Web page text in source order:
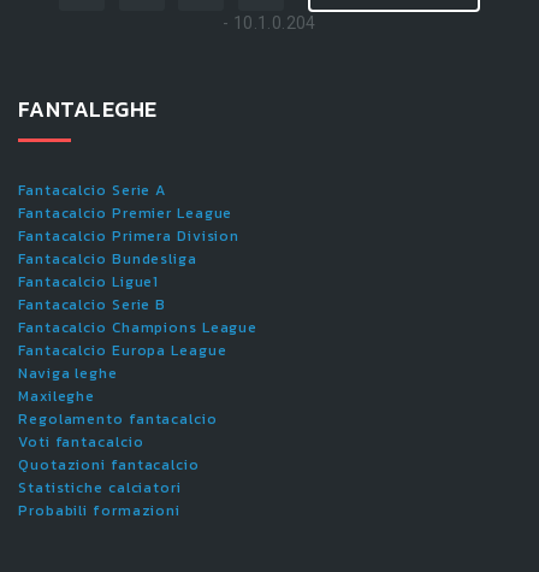
- 10.1.0.204
FANTALEGHE
Fantacalcio Serie A
Fantacalcio Premier League
Fantacalcio Primera Division
Fantacalcio Bundesliga
Fantacalcio Ligue1
Fantacalcio Serie B
Fantacalcio Champions League
Fantacalcio Europa League
Naviga leghe
Maxileghe
Regolamento fantacalcio
Voti fantacalcio
Quotazioni fantacalcio
Statistiche calciatori
Probabili formazioni